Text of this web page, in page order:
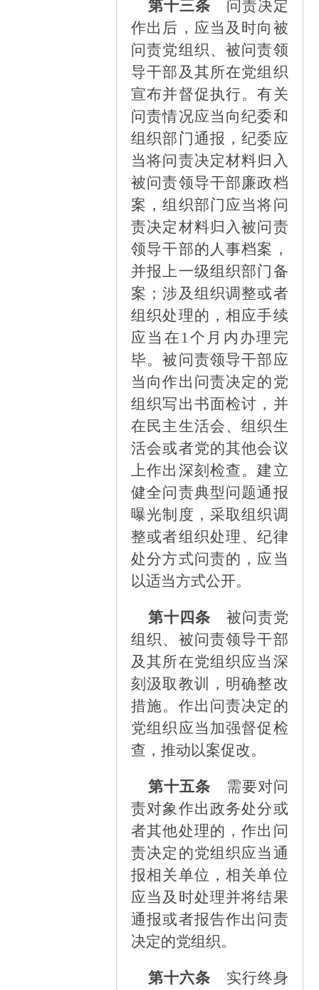
第十三条 问责决定
作出后，应当及时向被
问责党组织、被问责领
导干部及其所在党组织
宣布并督促执行。有关
问责情况应当向纪委和
组织部门通报，纪委应
当将问责决定材料归入
被问责领导干部廉政档
案，组织部门应当将问
责决定材料归入被问责
领导干部的人事档案，
并报上一级组织部门备
案；涉及组织调整或者
组织处理的，相应手续
应当在 1个月内办理完
毕。被问责领导干部应
当向作出问责决定的党
组织写出书面检讨，并
在民主生活会、组织生
活会或者党的其他会议
上作出深刻检查。建立
健全问责典型问题通报
曝光制度，采取组织调
整或者组织处理、纪律
处分方式问责的，应当
以适当方式公开。
第十四条 被问责党
组织、被问责领导干部
及其所在党组织应当深
刻汲取教训，明确整改
措施。作出问责决定的
党组织应当加强督促检
查，推动以案促改。
第十五条 需要对问
责对象作出政务处分或
者其他处理的，作出问
责决定的党组织应当通
报相关单位，相关单位
应当及时处理并将结果
通报或者报告作出问责
决定的党组织。
第十六条 实行终身